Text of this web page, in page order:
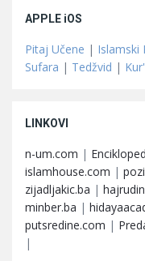
APPLE iOS
Pitaj Učene | Islamski
Sufara | Tedžvid |
LINKOVI
n-um.com |
islamhouse.com |
zijadljakic.ba |
minber.ba |
putsredine.com |
|